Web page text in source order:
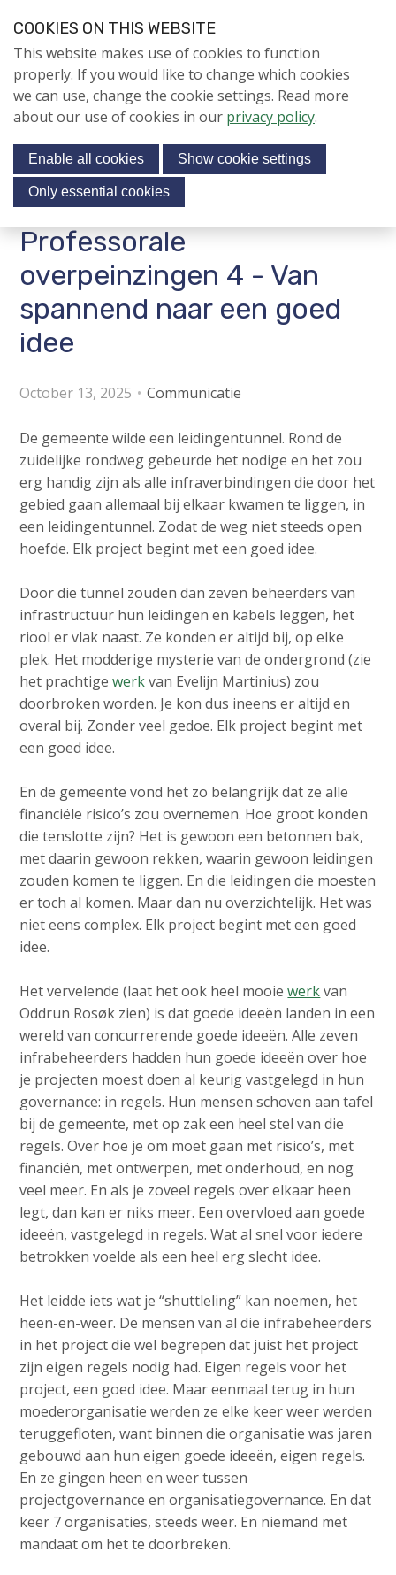
J
u
m
p
t
o
n
v
g
a
t
i
o
n
u
m
p
t
o
m
a
i
c
o
n
t
e
n
t
Contact
i
a
p
a
s
Menu
Professorale
overpeinzingen 4 - Van
spannend naar een goed
idee
October 13, 2025 Communicatie
De gemeente wilde een leidingentunnel. Rond de
zuidelijke rondweg gebeurde het nodige en het zou
erg handig zijn als alle infraverbindingen die door het
gebied gaan allemaal bij elkaar kwamen te liggen, in
een leidingentunnel. Zodat de weg niet steeds open
hoefde. Elk project begint met een goed idee.
Door die tunnel zouden dan zeven beheerders van
infrastructuur hun leidingen en kabels leggen, het
riool er vlak naast. Ze konden er altijd bij, op elke
plek. Het modderige mysterie van de ondergrond (zie
het prachtigewerkvan Evelijn Martinius) zou
doorbroken worden. Je kon dus ineens er altijd en
overal bij. Zonder veel gedoe. Elk project begint met
een goed idee.
En de gemeente vond het zo belangrijk dat ze alle
financiële risico’s zou overnemen. Hoe groot konden
die tenslotte zijn? Het is gewoon een betonnen bak,
met daarin gewoon rekken, waarin gewoon leidingen
zouden komen te liggen. En die leidingen die moesten
er toch al komen. Maar dan nu overzichtelijk. Het was
niet eens complex. Elk project begint met een goed
idee.
Het vervelende (laat het ook heel mooiewerkvan
Oddrun Rosøk zien) is dat goede ideeën landen in een
wereld van concurrerende goede ideeën. Alle zeven
infrabeheerders hadden hun goede ideeën over hoe
je projecten moest doen al keurig vastgelegd in hun
governance: in regels. Hun mensen schoven aan tafel
bij de gemeente, met op zak een heel stel van die
regels. Over hoe je om moet gaan met risico’s, met
financiën, met ontwerpen, met onderhoud, en nog
veel meer. En als je zoveel regels over elkaar heen
legt, dan kan er niks meer. Een overvloed aan goede
ideeën, vastgelegd in regels. Wat al snel voor iedere
betrokken voelde als een heel erg slecht idee.
Het leidde iets wat je “shuttleling” kan noemen, het
heen-en-weer. De mensen van al die infrabeheerders
in het project die wel begrepen dat juist het project
zijn eigen regels nodig had. Eigen regels voor het
project, een goed idee. Maar eenmaal terug in hun
moederorganisatie werden ze elke keer weer werden
teruggefloten, want binnen die organisatie was jaren
gebouwd aan hun eigen goede ideeën, eigen regels.
En ze gingen heen en weer tussen
projectgovernance en organisatiegovernance. En dat
keer 7 organisaties, steeds weer. En niemand met
mandaat om het te doorbreken.
NIEUWS
NAPNIEUWS
Aanmelden voor de
nieuwsbrief
NIEUWSARCHIEF
Jubileumjaar
ACTIVITEITEN
KENNIS
Search
English
Nederlands
COOKIES ON THIS WEBSITE
This website makes use of cookies to function
properly. If you would like to change which cookies
we can use, change the cookie settings. Read more
about our use of cookies in our privacy policy.
Enable all cookies Show cookie settings
Only essential cookies